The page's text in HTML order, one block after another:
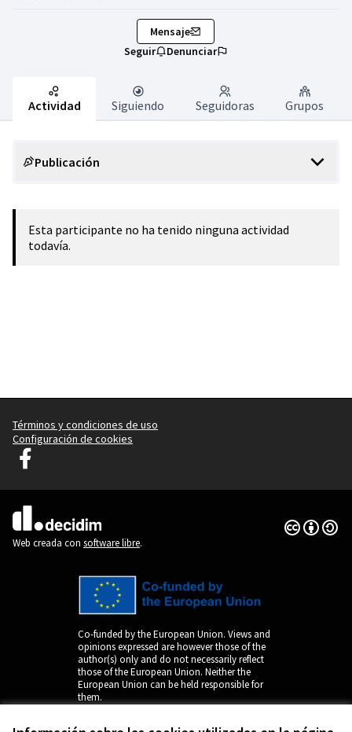
Mensaje
Seguir
Denunciar
Actividad Siguiendo Seguidoras Grupos
Publicación
Esta participante no ha tenido ninguna actividad
todavía.
Términos y condiciones de uso
Configuración de cookies
Decidim Liubliana en Facebook
(Enlace externo)
Web creada con software libre.
Con
(Enlace
Co-funded by the European Union. Views and
opinions expressed are however those of the
author(s) only and do not necessarily reflect
those of the European Union. Neither the
European Union can be held responsible for
them.